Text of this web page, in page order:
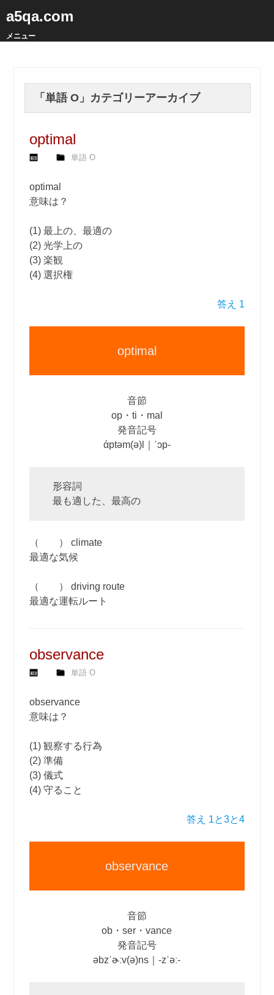
a5qa.com
メニュー
「単語 O 」カテゴリーアーカイブ
optimal
単語 O
optimal
意味は？
(1) 最上の、最適の
(2) 光学上の
(3) 楽観
(4) 選択権
答え 1
optimal
音節
op・ti・mal
発音記号
άptəm(ə)l｜ˈɔp‐
形容詞
最も適した、最高の
（ ） climate
最適な気候
（ ） driving route
最適な運転ルート
observance
単語 O
observance
意味は？
(1) 観察する行為
(2) 準備
(3) 儀式
(4) 守ること
答え 1と3と4
observance
音節
ob・ser・vance
発音記号
əbzˈɚːv(ə)ns｜‐zˈəː‐